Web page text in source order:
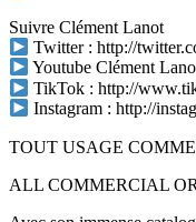
Suivre Clément Lanot
Twitter : http://
Youtube Clément
TikTok : http://
Instagram : http://
TOUT USAGE
ALL COMMERCIAL